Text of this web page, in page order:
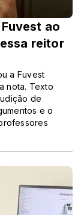
ao
reitor
a Fuvest
nota. Texto
de
e o